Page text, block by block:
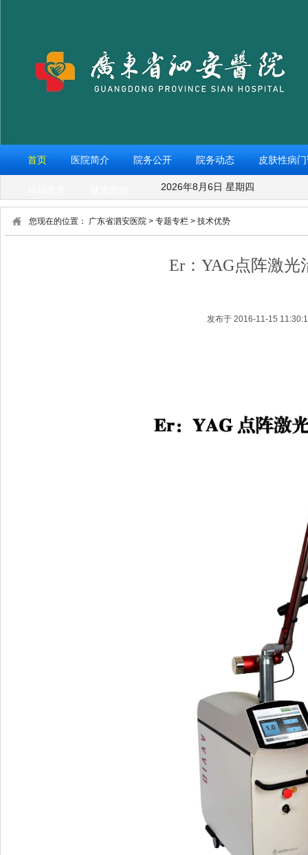
首页 医院简介 院务公开 院务动态 皮肤性病
2026年8月6日 星期四
您现在的位置： 广东省泗安医院 > 专题专栏 > 技术优势
Er：YAG点阵激光
发布于 2016-11-15